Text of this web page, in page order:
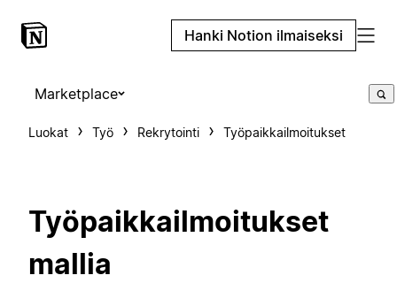
Hanki Notion ilmaiseksi
Marketplace
Luokat Työ Rekrytointi Työpaikkailmoitukset
Työpaikkailmoitukset
mallia